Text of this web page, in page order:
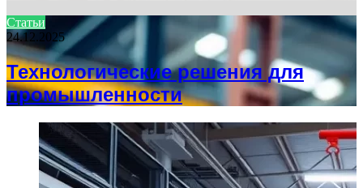
Статьи
24.12.2025
Технологические решения для
промышленности